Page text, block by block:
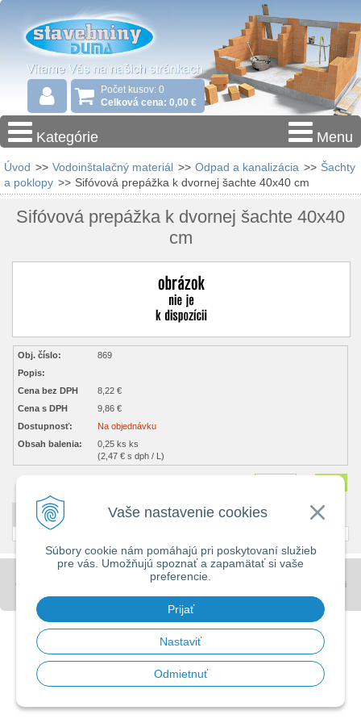
Vaše nastavenie cookies
Súbory cookie nám pomáhajú pri poskytovaní služieb
pre vás. Umožňujú spoznať a zapamätať si vaše
preferencie.
Prijať
Nastaviť
Odmietnuť
Počet kusov: 0
Celková cena: 0,00 €
Kategórie Menu
Úvod >> Vodoinštalačný materiál >> Odpad a kanalizácia >> Šachty
a poklopy >> Sifóvová prepážka k dvornej šachte 40x40 cm
Sifóvová prepážka k dvornej šachte 40x40
cm
Obj. číslo:
869
Popis:
Cena bez DPH
8,22 €
Cena s DPH
9,86 €
Dostupnosť:
Na objednávku
Obsah balenia:
0,25 ks ks
(2,47 € s dph / L)
DETAILNÝ POPIS
© 2026 Stavebniny - DUMA • tvorba eshopu cez UNIobchod
spoločnosti
WEBYGROUP